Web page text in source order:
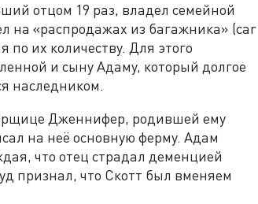
отцом 19 раз, владел семейной
на «распродажах из багажника» (car
по их количеству. Для этого
и сыну Адаму, который долгое
наследником.
Дженнифер, родившей ему
на неё основную ферму. Адам
что отец страдал деменцией
признал, что Скотт был вменяем